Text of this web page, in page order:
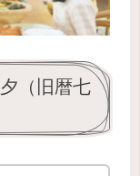
（旧暦七